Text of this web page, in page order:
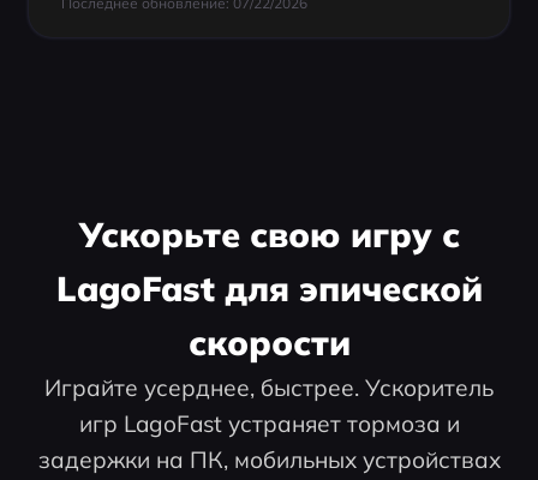
Ускорьте свою игру с
LagoFast для эпической
скорости
Играйте усерднее, быстрее. Ускоритель
игр LagoFast устраняет тормоза и
задержки на ПК, мобильных устройствах